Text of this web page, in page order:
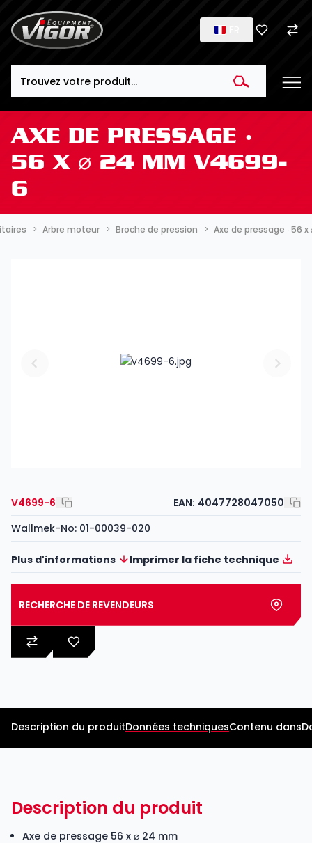
AXE DE PRESSAGE ∙
56 X ⌀ 24 MM V4699-
6
Arbre moteur Broche de pression Axe de pressage ∙ 56
V4699-6 EAN: 4047728047050
Wallmek-No: 01-00039-020
Plus d'informations Imprimer la fiche technique
RECHERCHE DE REVENDEURS
Description du produitDonnées techniquesContenu dans
Description du produit
Axe de pressage 56 x ⌀ 24 mm